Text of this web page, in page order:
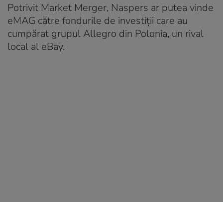
Potrivit Market Merger, Naspers ar putea vinde
eMAG către fondurile de investiții care au
cumpărat grupul Allegro din Polonia, un rival
local al eBay.